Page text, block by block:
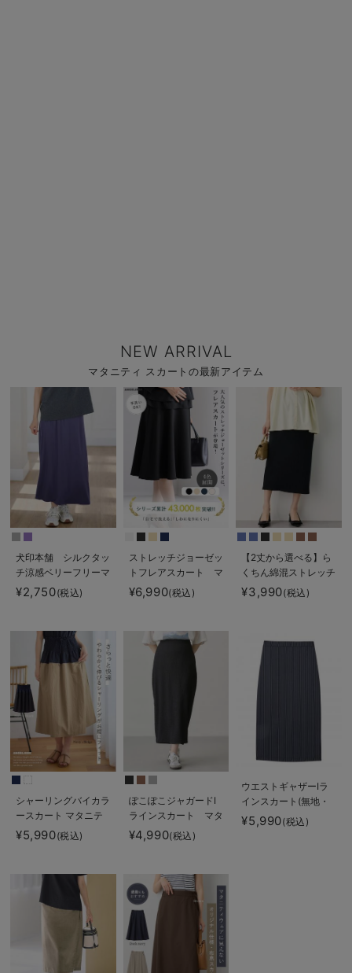
NEW ARRIVAL
マタニティ スカートの最新アイテム
犬印本舗 シルクタッ
チ涼感ベリーフリーマ
キシスカート マタニ
ティ・産後【出産後も
¥2,750(税込)
ストレッチジョーゼッ
トフレアスカート マ
タニティ・産後【出産
後も長く使える】
¥6,990(税込)
【2丈から選べる】ら
くちん綿混ストレッチ
リブナロースカート
マタニティ・産後【出
¥3,990(税込)
シャーリングバイカラ
ースカート マタニテ
ィ・産後【出産後も長
く使える】
¥5,990(税込)
ぽこぽこジャガードI
ラインスカート マタ
ニティ・産後【産後も
長く着られる】
¥4,990(税込)
ウエストギャザーIラ
インスカート(無地・
ストライプ) マタニ
ティ・産後【産後も長
¥5,990(税込)